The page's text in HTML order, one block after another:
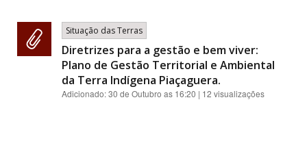
Situação das Terras
Diretrizes para a gestão e bem viver:
Plano de Gestão Territorial e Ambiental
da Terra Indígena Piaçaguera.
Adicionado:30 de Outubro as 16:20 | 12 visualizações